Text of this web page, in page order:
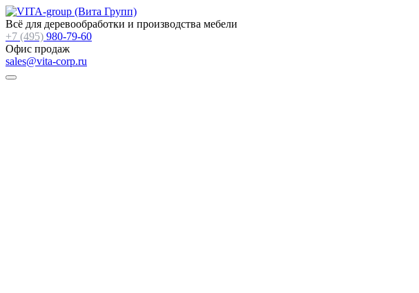
Всё для деревообработки и производства мебели
+7 (495) 980-79-60
Офис продаж
sales@vita-corp.ru